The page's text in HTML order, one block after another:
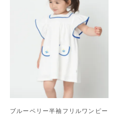
ブルーベリー半袖フリルワンピー